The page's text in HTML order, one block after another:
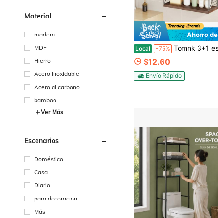
Material
madera
MDF
Hierro
Acero Inoxidable
Acero al carbono
bamboo
Ver Más
Escenarios
Doméstico
Casa
Diario
para decoracion
Más
Ahorro
Local -75% Tomnk 3+1 estantes de baño sobre el inodoro, estantes flotantes de 40 cm, decoración de pared, decoración de habitación para
$12.60
Envío Rápido